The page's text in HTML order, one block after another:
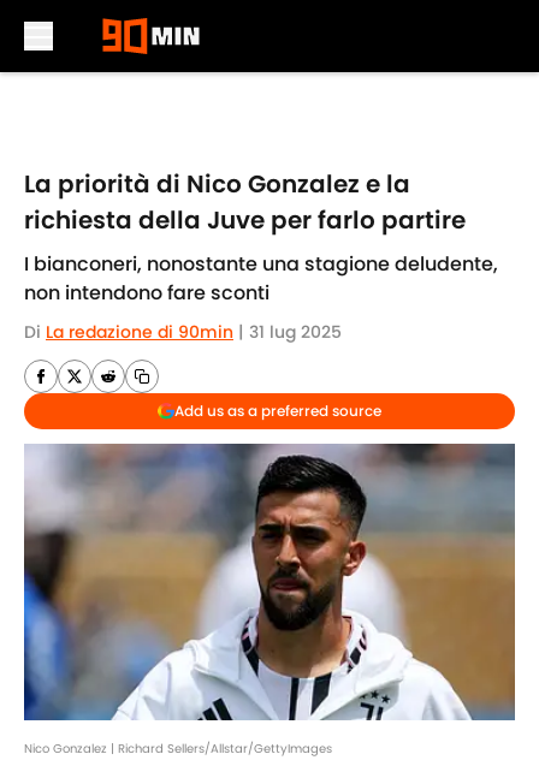
La priorità di Nico Gonzalez e la
richiesta della Juve per farlo partire
I bianconeri, nonostante una stagione deludente,
non intendono fare sconti
Di La redazione di 90min | 31 lug 2025
Add us as a preferred source
Nico Gonzalez | Richard Sellers/Allstar/GettyImages